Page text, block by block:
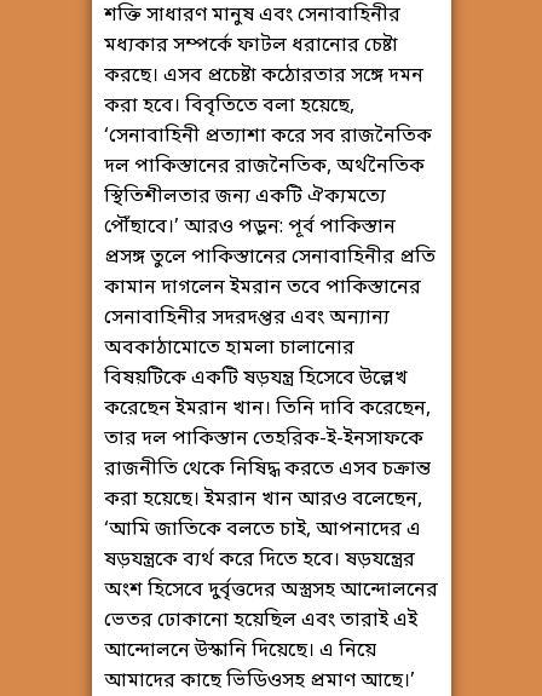
শক্তি সাধারণ মানুষ এবং সেনাবাহিনীর
মধ্যকার সম্পর্কে ফাটল ধরানোর চেষ্টা
করছে। এসব প্রচেষ্টা কঠোরতার সঙ্গে দমন
করা হবে। বিবৃতিতে বলা হয়েছে,
‘সেনাবাহিনী প্রত্যাশা করে সব রাজনৈতিক
দল পাকিস্তানের রাজনৈতিক, অর্থনৈতিক
স্থিতিশীলতার জন্য একটি ঐক্যমত্যে
পৌঁছাবে।’ আরও পড়ুন: পূর্ব পাকিস্তান
প্রসঙ্গ তুলে পাকিস্তানের সেনাবাহিনীর প্রতি
কামান দাগলেন ইমরান তবে পাকিস্তানের
সেনাবাহিনীর সদরদপ্তর এবং অন্যান্য
অবকাঠামোতে হামলা চালানোর
বিষয়টিকে একটি ষড়যন্ত্র হিসেবে উল্লেখ
করেছেন ইমরান খান। তিনি দাবি করেছেন,
তার দল পাকিস্তান তেহরিক-ই-ইনসাফকে
রাজনীতি থেকে নিষিদ্ধ করতে এসব চক্রান্ত
করা হয়েছে। ইমরান খান আরও বলেছেন,
‘আমি জাতিকে বলতে চাই, আপনাদের এ
ষড়যন্ত্রকে ব্যর্থ করে দিতে হবে। ষড়যন্ত্রের
অংশ হিসেবে দুর্বৃত্তদের অস্ত্রসহ আন্দোলনের
ভেতর ঢোকানো হয়েছিল এবং তারাই এই
আন্দোলনে উস্কানি দিয়েছে। এ নিয়ে
আমাদের কাছে ভিডিওসহ প্রমাণ আছে।’